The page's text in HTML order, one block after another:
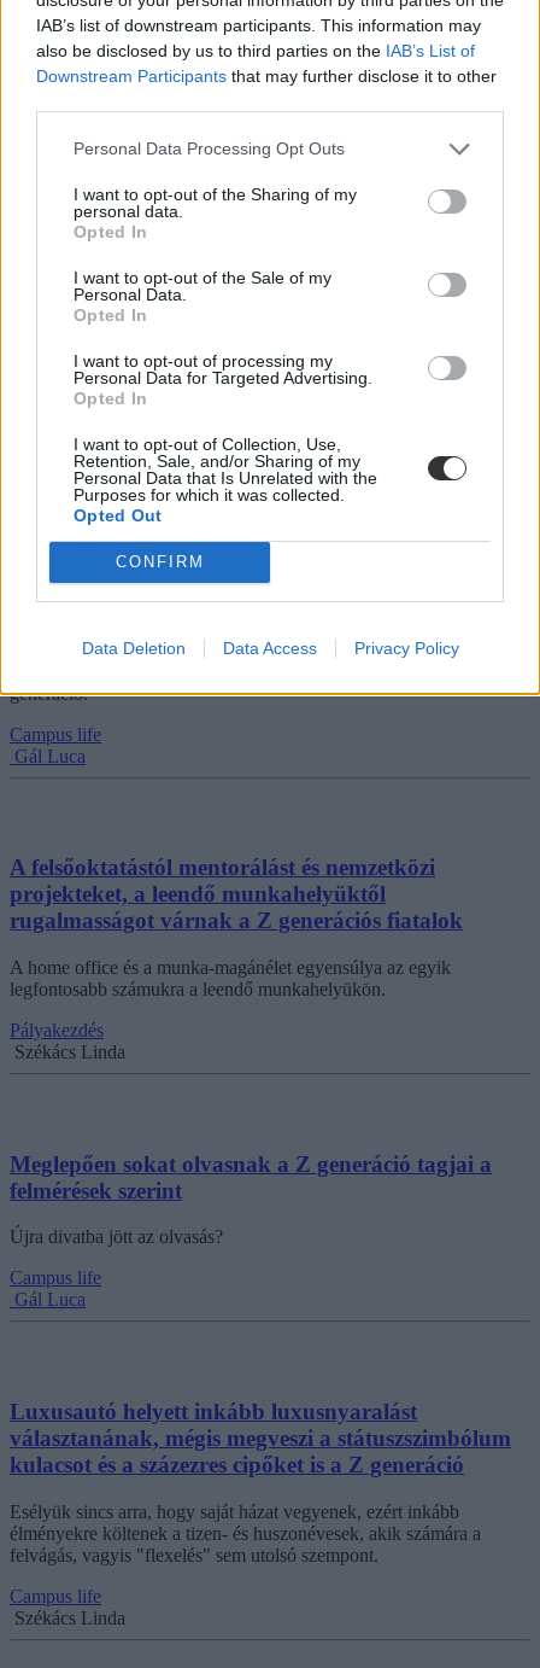
IAB’s list of downstream participants. This information may
also be disclosed by us to third parties on the IAB’s List of
Downstream Participants that may further disclose it to other
Personal Data Processing Opt Outs
I want to opt-out of the Sharing of my
personal data.
Opted In
I want to opt-out of the Sale of my
Personal Data.
Opted In
I want to opt-out of processing my
Personal Data for Targeted Advertising.
Opted In
I want to opt-out of Collection, Use,
Retention, Sale, and/or Sharing of my
Personal Data that Is Unrelated with the
Purposes for which it was collected.
Opted Out
CONFIRM
Data Deletion Data Access Privacy Policy
Másképp viszonyul a Z generáció az alkoholmentes
italokhoz
Erős trendbéli változás kezd látszani a fiatalok és az
alkoholfogyasztás terén, ugyanis egyre többen nyúlnak inkább az
Rodler Lili
Megkérdezték a Z generációt, mikor akarnának
nyugdíjba menni
Az átlagos nyugdíjkorhatár az Egyesült Államokban 64 és 66 év
között van, de egy új felmérés szerint a Z generáció ezt szívesen
Campus life
Gál Luca
Már egy új generációhoz tartoznak a 2025-ben
generáció.
Campus life
Gál Luca
A felsőoktatástól mentorálást és nemzetközi
projekteket, a leendő munkahelyüktől
rugalmasságot várnak a Z generációs fiatalok
A home office és a munka-magánélet egyensúlya az egyik
legfontosabb számukra a leendő munkahelyükön.
Pályakezdés
Székács Linda
Meglepően sokat olvasnak a Z generáció tagjai a
felmérések szerint
Újra divatba jött az olvasás?
Campus life
Gál Luca
Luxusautó helyett inkább luxusnyaralást
választanának, mégis megveszi a státuszszimbólum
kulacsot és a százezres cipőket is a Z generáció
Esélyük sincs arra, hogy saját házat vegyenek, ezért inkább
élményekre költenek a tizen- és huszonévesek, akik számára a
felvágás, vagyis "flexelés" sem utolsó szempont.
Campus life
Székács Linda